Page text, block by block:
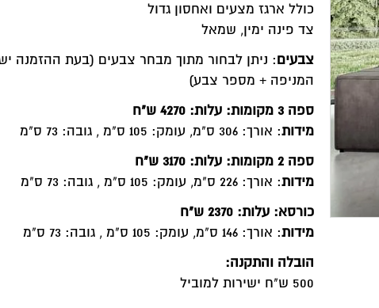
כולל ארגז מצעים ואחסון גדול
צד פינה ימין, שמאל
צבעים: ניתן לבחור מתוך מבחר צבעים (בעת ההזמנה
המניפה + מספר צבע)
ספה 3 מקומות: עלות: 4270 ש"ח
מידות: אורך: 306 ס"מ, עומק: 105 ס"מ , גובה: 73 ס"מ
ספה 2 מקומות: עלות: 3170 ש"ח
מידות: אורך: 226 ס"מ, עומק: 105 ס"מ , גובה: 73 ס"מ
כורסא: עלות: 2370 ש"ח
מידות: אורך: 146 ס"מ, עומק: 105 ס"מ , גובה: 73 ס"מ
הובלה והתקנה:
500 ש"ח ישירות למוביל